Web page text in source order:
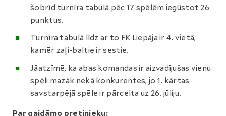
šobrīd turnīra tabulā pēc 17 spēlēm iegūstot 26
punktus.
Turnīra tabulā līdz ar to FK Liepāja ir 4. vietā,
kamēr zaļi-baltie ir sestie.
Jāatzīmē, ka abas komandas ir aizvadījušas vienu
spēli mazāk nekā konkurentes, jo 1. kārtas
savstarpējā spēle ir pārcelta uz 26. jūliju.
Par gaidāmo pretinieku: